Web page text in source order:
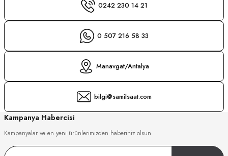
0242 230 14 21
0 507 216 58 33
Manavgat/Antalya
bilgi@samilsaat.com
Kampanya Habercisi
Kampanyalar ve en yeni ürünlerimizden haberiniz olsun